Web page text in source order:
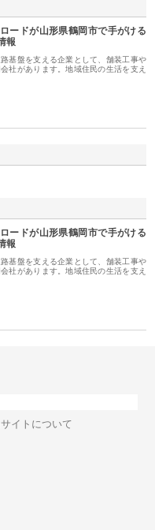
ードが山形県鶴岡市で手がける
報
基盤を支える企業として、舗装工事や
社があります。地域住民の生活を支え
ードが山形県鶴岡市で手がける
報
基盤を支える企業として、舗装工事や
社があります。地域住民の生活を支え
イトについて